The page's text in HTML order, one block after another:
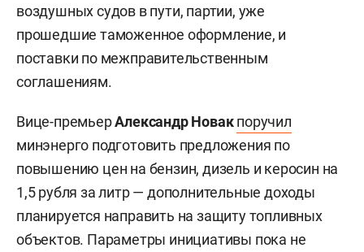
воздушных судов в пути, партии, уже
прошедшие таможенное оформление, и
поставки по межправительственным
соглашениям.
Вице-премьерАлександр Новак поручил
минэнерго подготовить предложения по
повышению цен на бензин, дизель и керосин на
1,5 рубля за литр — дополнительные доходы
планируется направить на защиту топливных
объектов. Параметры инициативы пока не